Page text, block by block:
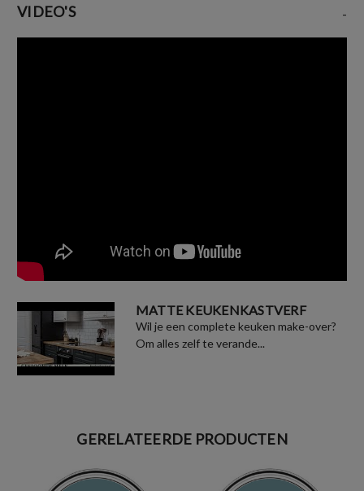
VIDEO'S -
MATTE KEUKENKASTVERF
Wil je een complete keuken make-over?
Om alles zelf te verande...
GERELATEERDE PRODUCTEN